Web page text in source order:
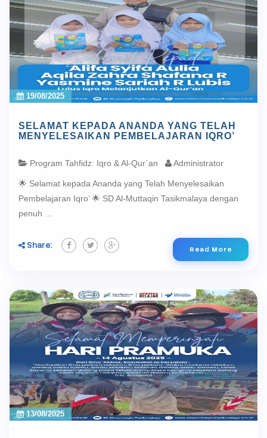
19/08/2025
SELAMAT KEPADA ANANDA YANG TELAH
MENYELESAIKAN PEMBELAJARAN IQRO’
Program Tahfidz: Iqro & Al-Qur`an Administrator
🌟 Selamat kepada Ananda yang Telah Menyelesaikan
Pembelajaran Iqro’ 🌟 SD Al-Muttaqin Tasikmalaya dengan
penuh …
Share: Read More
13/08/2025